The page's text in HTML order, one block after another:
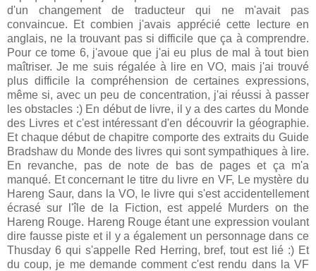
d'un changement de traducteur qui ne m'avait pas
convaincue. Et combien j'avais apprécié cette lecture en
anglais, ne la trouvant pas si difficile que ça à comprendre.
Pour ce tome 6, j'avoue que j'ai eu plus de mal à tout bien
maîtriser. Je me suis régalée à lire en VO, mais j'ai trouvé
plus difficile la compréhension de certaines expressions,
même si, avec un peu de concentration, j'ai réussi à passer
les obstacles :) En début de livre, il y a des cartes du Monde
des Livres et c'est intéressant d'en découvrir la géographie.
Et chaque début de chapitre comporte des extraits du Guide
Bradshaw du Monde des livres qui sont sympathiques à lire.
En revanche, pas de note de bas de pages et ça m'a
manqué. Et concernant le titre du livre en VF, Le mystère du
Hareng Saur, dans la VO, le livre qui s'est accidentellement
écrasé sur l'île de la Fiction, est appelé Murders on the
Hareng Rouge. Hareng Rouge étant une expression voulant
dire fausse piste et il y a également un personnage dans ce
Thusday 6 qui s'appelle Red Herring, bref, tout est lié :) Et
du coup, je me demande comment c'est rendu dans la VF